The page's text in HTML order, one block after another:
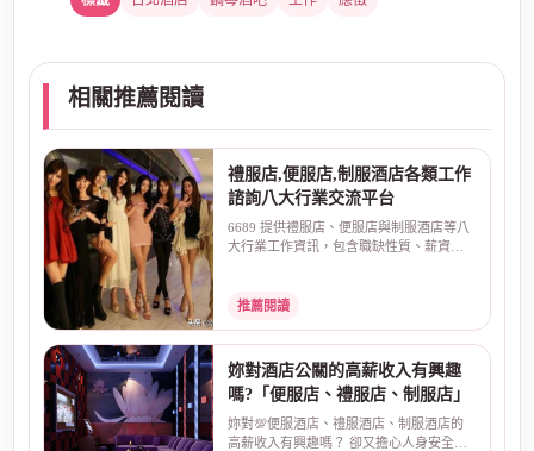
相關推薦閱讀
禮服店,便服店,制服酒店各類工作
諮詢八大行業交流平台
6689 提供禮服店、便服店與制服酒店等八
大行業工作資訊，包含職缺性質、薪資算
推薦閱讀
妳對酒店公關的高薪收入有興趣
嗎?「便服店、禮服店、制服店」
妳對💯便服酒店、禮服酒店、制服酒店的
高薪收入有興趣嗎？ 卻又擔心人身安全、